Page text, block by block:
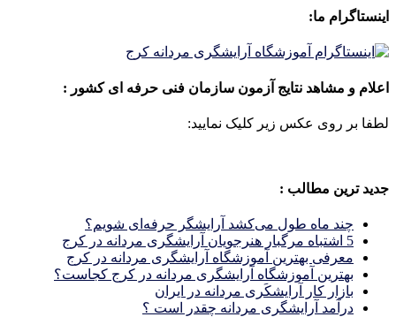
اینستاگرام ما:
اعلام و مشاهد نتایج آزمون سازمان فنی حرفه ای کشور :
لطفا بر روی عکس زیر کلیک نمایید:
جدید ترین مطالب :
چند ماه طول می‌کشد آرایشگر حرفه‌ای شویم؟
5 اشتباه مرگبار هنرجویان آرایشگری مردانه در کرج
معرفی بهترین آموزشگاه آرایشگری مردانه در کرج
بهترین آموزشگاه آرایشگری مردانه در کرج کجاست؟
بازار كار آرايشكَرى مردانه در ايران
درآمد آرایشگری مردانه چقدر است ؟